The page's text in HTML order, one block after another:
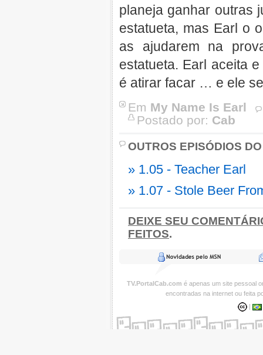
planeja ganhar outras
estatueta, mas Earl o
as ajudarem na
estatueta. Earl aceita
é atirar facar … e ele
Em My Name Is Earl
Postado por: Cab
OUTROS EPISÓDIOS
» 1.05 - Teacher Earl
» 1.07 - Stole Beer
DEIXE SEU
FEITOS.
TV.PortalCab.com é apenas um site pessoal
encontradas na internet ou feita
|